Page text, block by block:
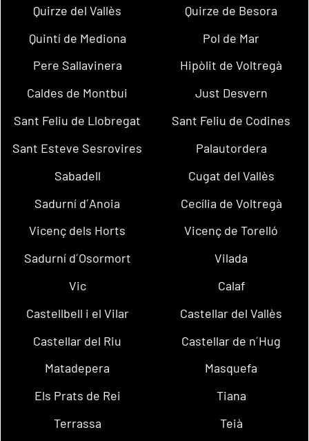
Quirze del Vallès
Quirze de Besora
Quintí de Mediona
Pol de Mar
Pere Sallavinera
Hipòlit de Voltregà
Caldes de Montbui
Just Desvern
Sant Feliu de Llobregat
Sant Feliu de Codines
Sant Esteve Sesrovires
Palautordera
Sabadell
Cugat del Vallès
Sadurní d´Anoia
Cecília de Voltregà
Vicenç dels Horts
Vicenç de Torelló
Sadurní d´Osormort
Vilada
Vic
Calaf
Castellbell i el Vilar
Castellar del Vallès
Castellar del Riu
Castellar de n´Hug
Matadepera
Masquefa
Els Prats de Rei
Tiana
Terrassa
Teià